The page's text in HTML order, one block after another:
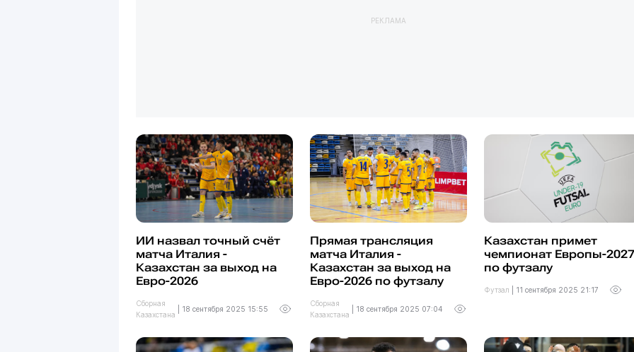
РЕКЛАМА
ИИ назвал точный счёт
матча Италия -
Казахстан за выход на
Евро-2026
Сборная
Казахстана
18 сентября 2025 15:55
Прямая трансляция
матча Италия -
Казахстан за выход на
Евро-2026 по футзалу
Сборная
Казахстана
18 сентября 2025 07:04
Казахстан примет
чемпионат Европы-2027
по футзалу
Футзал 11 сентября 2025 21:17